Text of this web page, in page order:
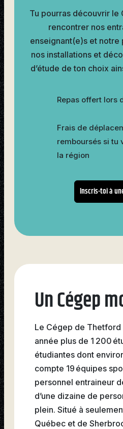
Tu pourras découvrir
rencontrer nos
enseignant(e)s et
nos installations et
d’étude de ton choix
Repas offert lors
Frais de
remboursés si tu
la région
Inscris-toi à
Un Cégep
Le Cégep de
année plus de 1 200
étudiantes dont
compte 19 équipes
personnel entraineur
d’une dizaine de
plein. Situé à
Québec et de